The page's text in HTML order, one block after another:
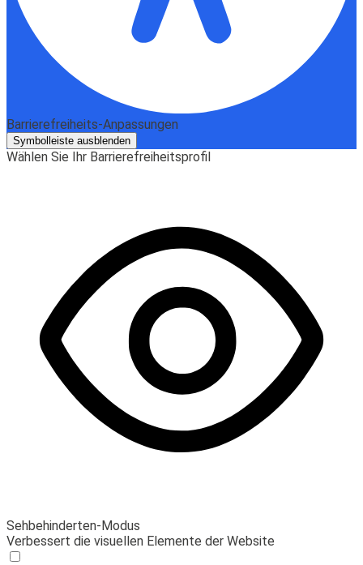
Barrierefreiheits-Anpassungen
Symbolleiste ausblenden
Wählen Sie Ihr Barrierefreiheitsprofil
Sehbehinderten-Modus
Verbessert die visuellen Elemente der Website